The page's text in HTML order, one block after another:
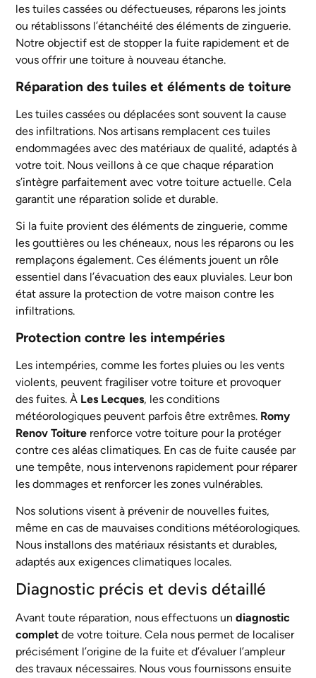
les tuiles cassées ou défectueuses, réparons les joints
ou rétablissons l’étanchéité des éléments de zinguerie.
Notre objectif est de stopper la fuite rapidement et de
vous offrir une toiture à nouveau étanche.
Réparation des tuiles et éléments de toiture
Les tuiles cassées ou déplacées sont souvent la cause
des infiltrations. Nos artisans remplacent ces tuiles
endommagées avec des matériaux de qualité, adaptés à
votre toit. Nous veillons à ce que chaque réparation
s’intègre parfaitement avec votre toiture actuelle. Cela
garantit une réparation solide et durable.
Si la fuite provient des éléments de zinguerie, comme
les gouttières ou les chéneaux, nous les réparons ou les
remplaçons également. Ces éléments jouent un rôle
essentiel dans l’évacuation des eaux pluviales. Leur bon
état assure la protection de votre maison contre les
infiltrations.
Protection contre les intempéries
Les intempéries, comme les fortes pluies ou les vents
violents, peuvent fragiliser votre toiture et provoquer
des fuites. À Les Lecques, les conditions
météorologiques peuvent parfois être extrêmes. Romy
Renov Toiture renforce votre toiture pour la protéger
contre ces aléas climatiques. En cas de fuite causée par
une tempête, nous intervenons rapidement pour réparer
les dommages et renforcer les zones vulnérables.
Nos solutions visent à prévenir de nouvelles fuites,
même en cas de mauvaises conditions météorologiques.
Nous installons des matériaux résistants et durables,
adaptés aux exigences climatiques locales.
Diagnostic précis et devis détaillé
Avant toute réparation, nous effectuons undiagnostic
complet de votre toiture. Cela nous permet de localiser
précisément l’origine de la fuite et d’évaluer l’ampleur
des travaux nécessaires. Nous vous fournissons ensuite